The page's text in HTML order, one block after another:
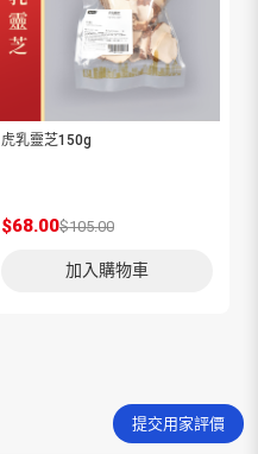
虎乳靈芝150g
$68.00$105.00
加入購物車
提交用家評價